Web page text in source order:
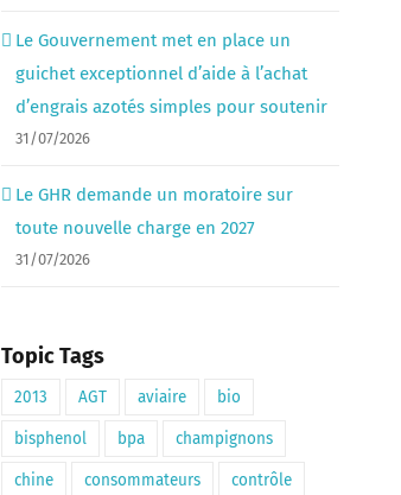
Le Gouvernement met en place un
guichet exceptionnel d’aide à l’achat
d’engrais azotés simples pour soutenir
31/07/2026
Le GHR demande un moratoire sur
toute nouvelle charge en 2027
31/07/2026
Topic Tags
2013 AGT aviaire bio
bisphenol bpa champignons
chine consommateurs contrôle